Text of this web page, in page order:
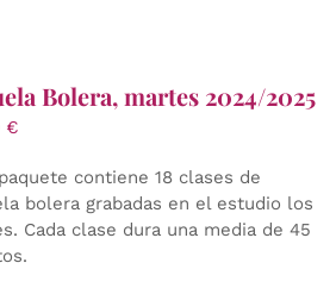
Bolera, martes 2024/2025
€
contiene 18 clases de
bolera grabadas en el estudio los
Cada clase dura una media de 45